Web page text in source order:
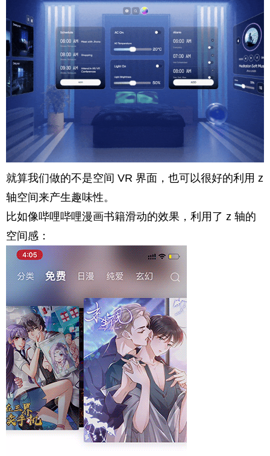
就算我们做的不是空间 VR 界面，也可以很好的利用 z
轴空间来产生趣味性。
比如像哔哩哔哩漫画书籍滑动的效果，利用了 z 轴的
空间感：